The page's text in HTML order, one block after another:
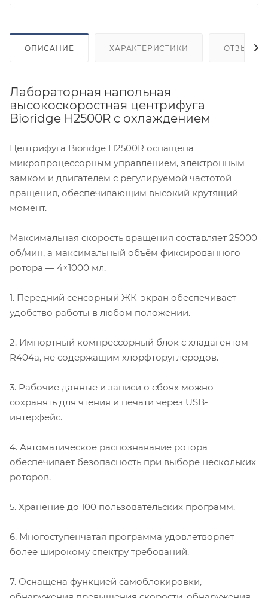
ОПИСАНИЕ ХАРАКТЕРИСТИКИ ОТЗЫВЫ
Лабораторная напольная
высокоскоростная центрифуга
Bioridge H2500R с охлаждением
Центрифуга Bioridge H2500R оснащена
микропроцессорным управлением, электронным
замком и двигателем с регулируемой частотой
вращения, обеспечивающим высокий крутящий
момент.
Максимальная скорость вращения составляет 25000
об/мин, а максимальный объём фиксированного
ротора — 4×1000 мл.
1. Передний сенсорный ЖК-экран обеспечивает
удобство работы в любом положении.
2. Импортный компрессорный блок с хладагентом
R404a, не содержащим хлорфторуглеродов.
3. Рабочие данные и записи о сбоях можно
сохранять для чтения и печати через USB-
интерфейс.
4. Автоматическое распознавание ротора
обеспечивает безопасность при выборе нескольких
роторов.
5. Хранение до 100 пользовательских программ.
6. Многоступенчатая программа удовлетворяет
более широкому спектру требований.
7. Оснащена функцией самоблокировки,